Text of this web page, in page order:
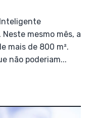
mesmo mês, a
mais de 800 m².
não poderiam...